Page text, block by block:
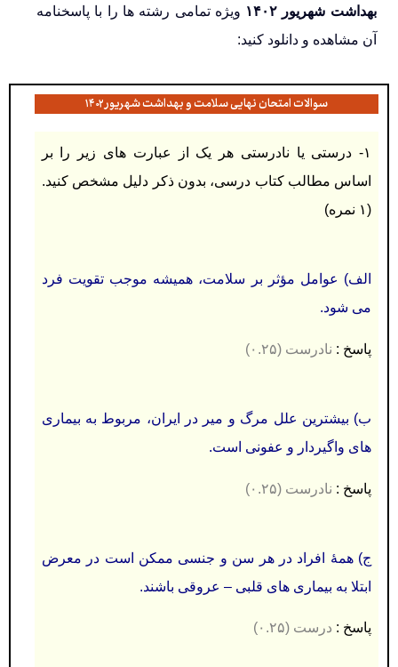
بهداشت شهریور ۱۴۰۲
ویژه تمامی رشته ها را با پاسخنامه
آن مشاهده و دانلود کنید:
سوالات امتحان نهایی سلامت و بهداشت شهریور ۱۴۰۲
۱- درستی يا نادرستی هر يک از عبارت های زير را بر
اساس مطالب كتاب درسی، بدون ذكر دلیل مشخص كنید.
(۱ نمره)
الف) عوامل مؤثر بر سلامت، همیشه موجب تقويت فرد
می شود.
پاسخ : نادرست (۰.۲۵)
ب) بیشترين علل مرگ و میر در ايران، مربوط به بیماری
های واگیردار و عفونی است.
پاسخ : نادرست (۰.۲۵)
ج) همۀ افراد در هر سن و جنسی ممکن است در معرض
ابتلا به بیماری های قلبی – عروقی باشند.
پاسخ : درست (۰.۲۵)